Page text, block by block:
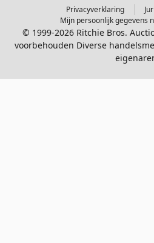
Privacyverklaring
Mijn persoonlijk gegevens
© 1999-2026 Ritchie Bros.
voorbehouden Diverse